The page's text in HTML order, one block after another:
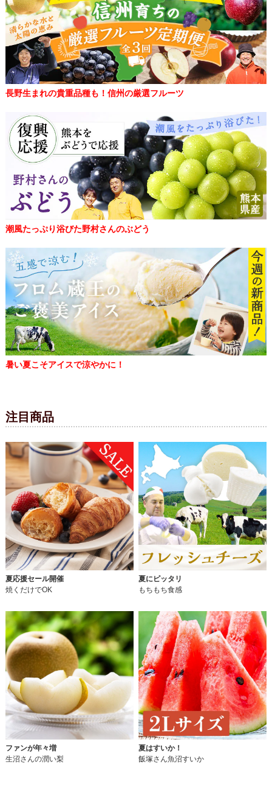
長野生まれの貴重品種も！信州の厳選フルーツ
潮風たっぷり浴びた野村さんのぶどう
暑い夏こそアイスで涼やかに！
注目商品
夏応援セール開催
焼くだけでOK
夏にピッタリ
もちもち食感
ファンが年々増
生沼さんの潤い梨
夏はすいか！
飯塚さん魚沼すいか